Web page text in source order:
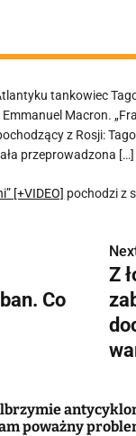
tankowiec
Macron.
z Rosji:
przeprowadzona […]
[+VIDEO] pochodzi z
Co
Z
poważny